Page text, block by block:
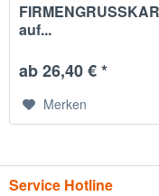
auf...
ab 26,40 € *
Merken
Service Hotline